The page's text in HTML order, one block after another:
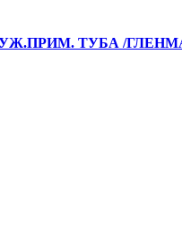
ТУБА /